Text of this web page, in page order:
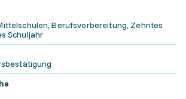
Berufsvorbereitung, Zehntes
Schuljahr